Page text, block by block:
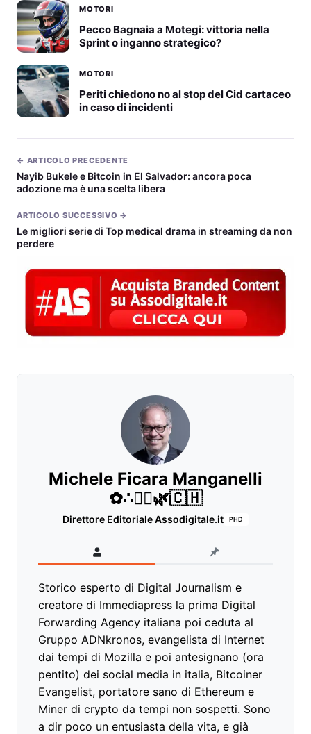
MOTORI
Pecco Bagnaia a Motegi: vittoria nella
Sprint o inganno strategico?
MOTORI
Periti chiedono no al stop del Cid cartaceo
in caso di incidenti
← ARTICOLO PRECEDENTE
Nayib Bukele e Bitcoin in El Salvador: ancora poca
adozione ma è una scelta libera
ARTICOLO SUCCESSIVO →
Le migliori serie di Top medical drama in streaming da non
perdere
Michele Ficara Manganelli
✿∴♛🌿🇨🇭
Direttore Editoriale Assodigitale.it PHD
Storico esperto di Digital Journalism e
creatore di Immediapress la prima Digital
Forwarding Agency italiana poi ceduta al
Gruppo ADNkronos, evangelista di Internet
dai tempi di Mozilla e poi antesignano (ora
pentito) dei social media in italia, Bitcoiner
Evangelist, portatore sano di Ethereum e
Miner di crypto da tempi non sospetti. Sono
a dir poco un entusiasta della vita, e già